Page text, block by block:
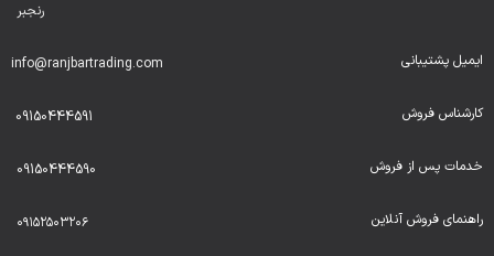
رنجبر
ایمیل پشتیبانی info@ranjbartrading.com
کارشناس فروش 09150444591
خدمات پس از فروش 09150444590
راهنمای فروش آنلاین ۰۹۱۵۲۵۰۳۲۰۶